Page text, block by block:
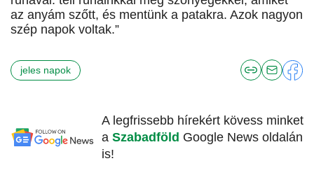
az anyám szőtt, és mentünk a patakra. Azok nagyon
szép napok voltak.”
jeles napok
A legfrissebb hírekért kövess minket
a Szabadföld Google News oldalán
is!